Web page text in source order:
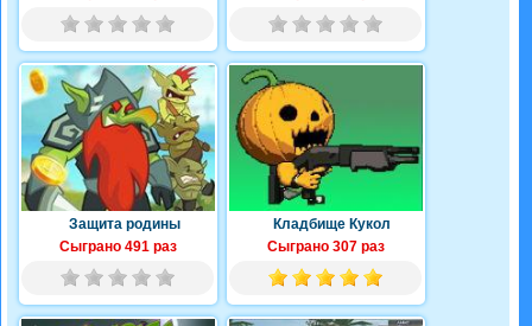
Защита родины
Сыграно 491 раз
Кладбище Кукол
Сыграно 307 раз